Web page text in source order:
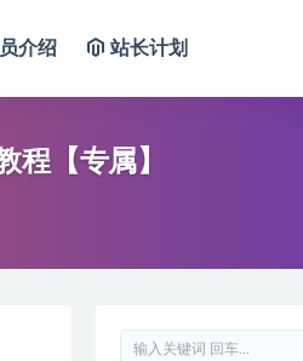
介绍 站长计划
无安装使用教程【专属】